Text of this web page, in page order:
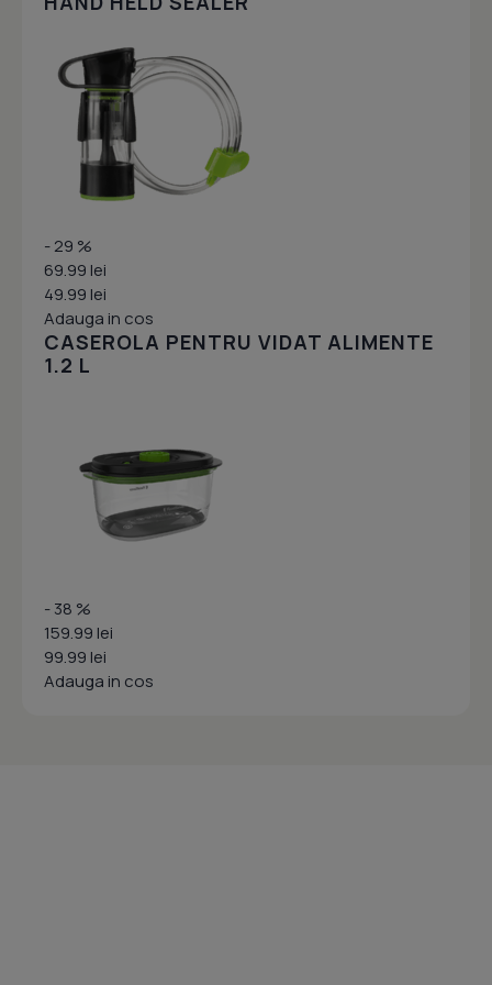
- 29 %
69.99 lei
49.99 lei
Adauga in cos
CASEROLA PENTRU VIDAT ALIMENTE
1.2 L
- 38 %
159.99 lei
99.99 lei
Adauga in cos